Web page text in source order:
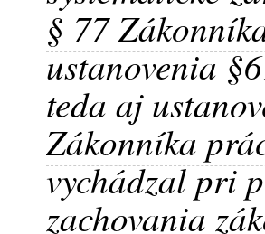
§ 77
ustanovenia
teda aj
Zákonníka
vychádzal pri
zachovania